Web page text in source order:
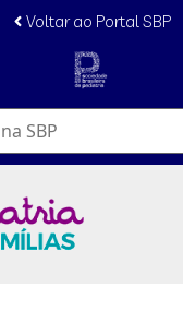
Voltar ao Portal SBP